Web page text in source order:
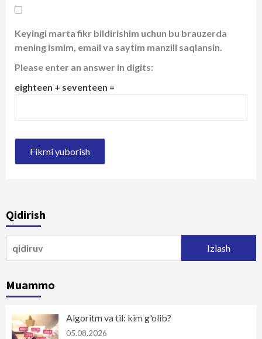
Keyingi marta fikr bildirishim uchun bu brauzerda
mening ismim, email va saytim manzili saqlansin.
Please enter an answer in digits:
eighteen + seventeen =
Qidirish
Muammo
Algoritm va til: kim g'olib?
05.08.2026